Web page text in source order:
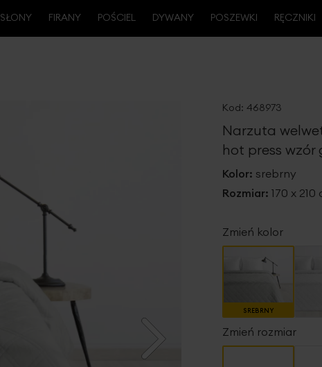
FIRANY POŚCIEL DYWANY POSZEWKI RĘCZNIKI
Kod: 468973
Narzuta
hot press wzór
Kolor: srebrny
Rozmiar: 170 x 210
Zmień kolor
SREBRNY
Zmień rozmiar